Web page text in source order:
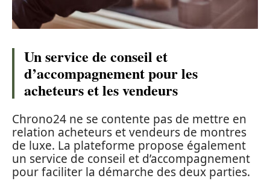
Un service de conseil et
d’accompagnement pour les
acheteurs et les vendeurs
Chrono24 ne se contente pas de mettre en
relation acheteurs et vendeurs de montres
de luxe. La plateforme propose également
un service de conseil et d’accompagnement
pour faciliter la démarche des deux parties.